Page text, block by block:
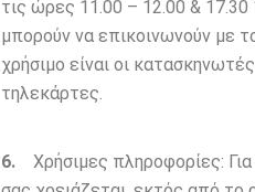
τις ώρες 11.00 – 12.00 & 17.30
μπορούν να επικοινωνούν με
χρήσιμο είναι οι
τηλεκάρτες.
6.
Χρήσιμες πληροφορίες: